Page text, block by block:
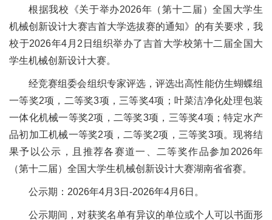
根据我校《关于举办2026年（第十二届）全国大学生
机械创新设计大赛吉首大学选拔赛的通知》的有关要求，我
校于2026年4月2日组织举办了吉首大学校第十二届全国大
学生机械创新设计大赛。
经竞赛组委会组织专家评选，评选出高性能仿生蝴蝶组
一等奖2项，二等奖3项，三等奖4项；叶菜洁净化处理包装
一体化机械一等奖2项，二等奖3项，三等奖4项；特定水产
品初加工机械一等奖2项，二等奖2项，三等奖3项。现将结
果予以公示，且推荐各赛道一、二等奖作品参加2026年
（第十二届）全国大学生机械创新设计大赛湖南省省赛。
公示期：2026年4月3日-2026年4月6日。
公示期间，对获奖名单有异议的单位或个人可以书面形